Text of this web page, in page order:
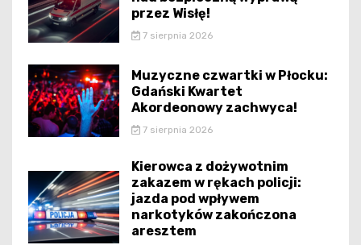
przez Wisłę!
7 sierpnia 2026
Muzyczne czwartki w Płocku:
Gdański Kwartet
Akordeonowy zachwyca!
7 sierpnia 2026
Kierowca z dożywotnim
zakazem w rękach policji:
jazda pod wpływem
narkotyków zakończona
aresztem